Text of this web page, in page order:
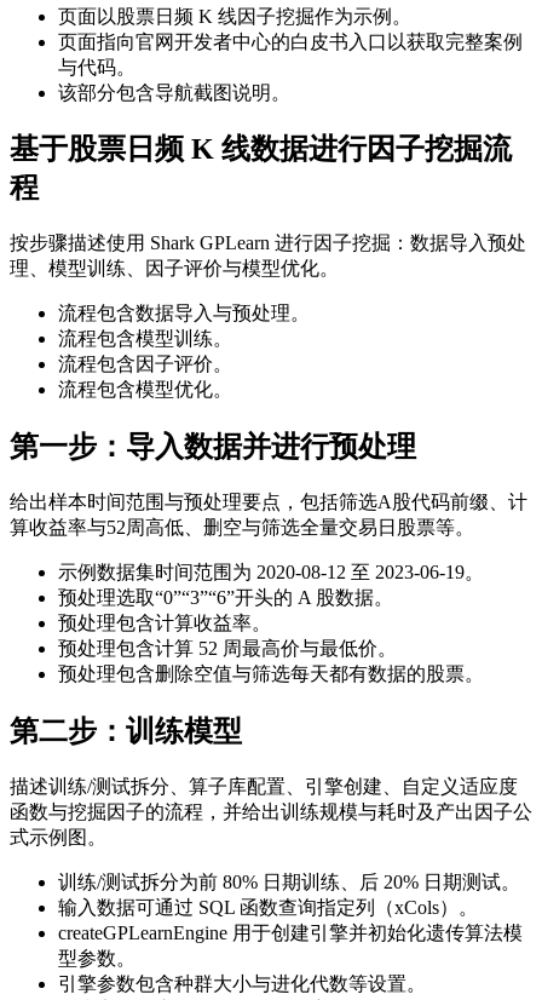
页面以股票日频 K 线因子挖掘作为示例。
页面指向官网开发者中心的白皮书入口以获取完整案例
与代码。
该部分包含导航截图说明。
基于股票日频 K 线数据进行因子挖掘流
程
按步骤描述使用 Shark GPLearn 进行因子挖掘：数据导入预处
理、模型训练、因子评价与模型优化。
流程包含数据导入与预处理。
流程包含模型训练。
流程包含因子评价。
流程包含模型优化。
第一步：导入数据并进行预处理
给出样本时间范围与预处理要点，包括筛选A股代码前缀、计
算收益率与52周高低、删空与筛选全量交易日股票等。
示例数据集时间范围为 2020-08-12 至 2023-06-19。
预处理选取“0”“3”“6”开头的 A 股数据。
预处理包含计算收益率。
预处理包含计算 52 周最高价与最低价。
预处理包含删除空值与筛选每天都有数据的股票。
第二步：训练模型
描述训练/测试拆分、算子库配置、引擎创建、自定义适应度
函数与挖掘因子的流程，并给出训练规模与耗时及产出因子公
式示例图。
训练/测试拆分为前 80% 日期训练、后 20% 日期测试。
输入数据可通过 SQL 函数查询指定列（xCols）。
createGPLearnEngine 用于创建引擎并初始化遗传算法模
型参数。
引擎参数包含种群大小与进化代数等设置。